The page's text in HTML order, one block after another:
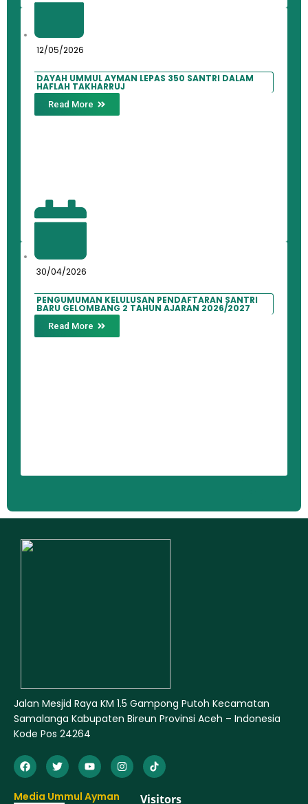
12/05/2026
DAYAH UMMUL AYMAN LEPAS 350 SANTRI DALAM
HAFLAH TAKHARRUJ
Read More
30/04/2026
PENGUMUMAN KELULUSAN PENDAFTARAN SANTRI
BARU GELOMBANG 2 TAHUN AJARAN 2026/2027
Read More
Jalan Mesjid Raya KM 1.5 Gampong Putoh Kecamatan
Samalanga Kabupaten Bireun Provinsi Aceh – Indonesia
Kode Pos 24264
Media Ummul Ayman